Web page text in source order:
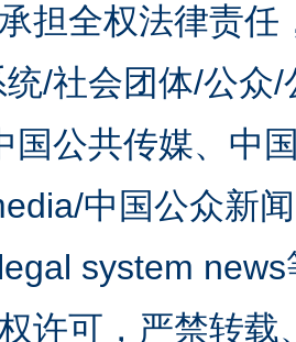
担全权法律责
/社会团体/公众
国公共传媒、中
中国公众新
system
许可，严禁转